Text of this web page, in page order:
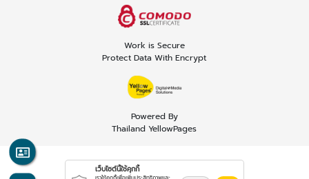
Work is Secure
Protect Data With Encrypt
Powered By
Thailand YellowPages
เว็บไซต์นี้ใช้คุกกี้